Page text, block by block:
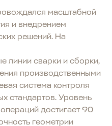
масштабной
и внедрением
решений. На
линии сварки и сборки,
производственными
система контроля
стандартов. Уровень
достигает 90
геометрии